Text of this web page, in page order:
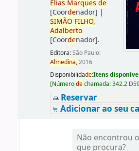
Elias Marques de
[Coordenador] |
SIMÃO FILHO,
Adalberto
[Coordenador].
Editora:São Paulo:
Almedina,2016
Disponibilidade:Itens
[Númerodechamada:342.2
Reservar
Adicionar ao seu
Não encontrou o
que procura?